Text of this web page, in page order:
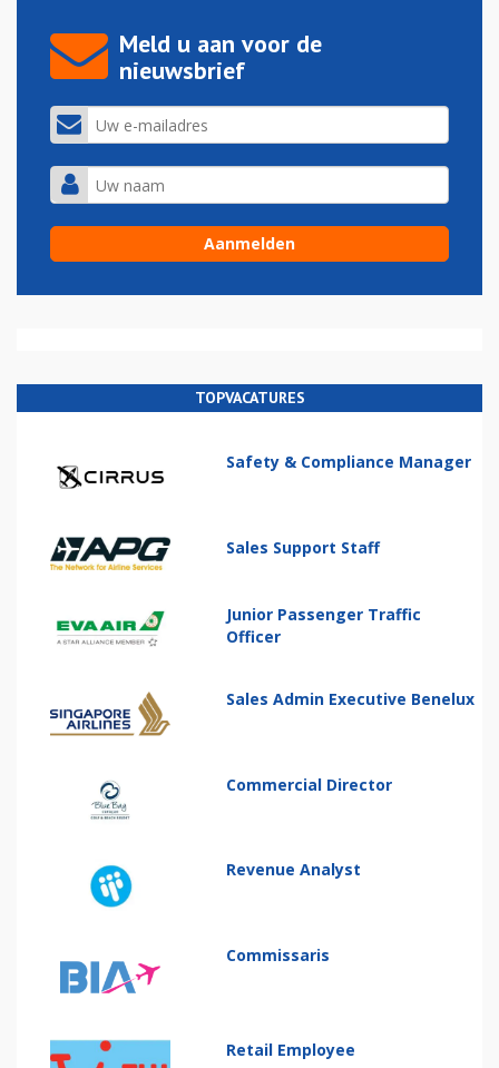
Meld u aan voor de
nieuwsbrief
TOPVACATURES
Safety & Compliance Manager
Sales Support Staff
Junior Passenger Traffic
Officer
Sales Admin Executive Benelux
Commercial Director
Revenue Analyst
Commissaris
Retail Employee